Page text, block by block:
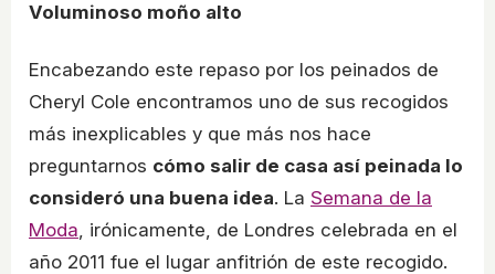
Voluminoso moño alto
Encabezando este repaso por los peinados de
Cheryl Cole encontramos uno de sus recogidos
más inexplicables y que más nos hace
preguntarnos cómo salir de casa así peinada lo
consideró una buena idea. La Semana de la
Moda , irónicamente, de Londres celebrada en el
año 2011 fue el lugar anfitrión de este recogido.